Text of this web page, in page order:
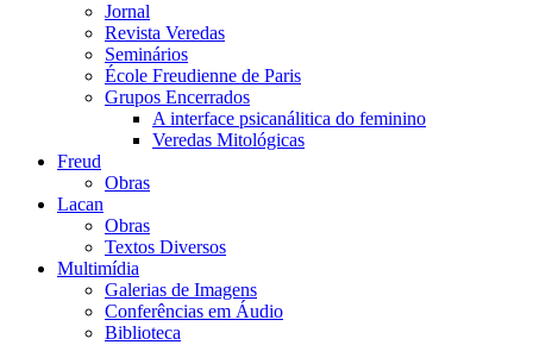
Jornal
Revista Veredas
Seminários
École Freudienne de Paris
Grupos Encerrados
A interface psicanálitica do feminino
Veredas Mitológicas
Freud
Obras
Lacan
Obras
Textos Diversos
Multimídia
Galerias de Imagens
Conferências em Áudio
Biblioteca